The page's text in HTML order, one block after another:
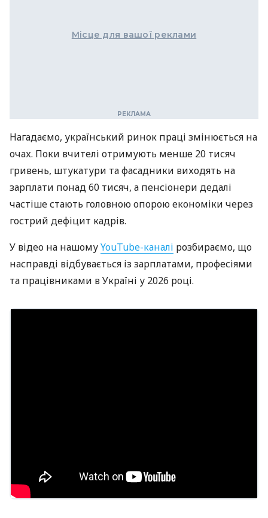
Місце для вашої реклами
Нагадаємо, український ринок праці змінюється на
очах. Поки вчителі отримують менше 20 тисяч
гривень, штукатури та фасадники виходять на
зарплати понад 60 тисяч, а пенсіонери дедалі
частіше стають головною опорою економіки через
гострий дефіцит кадрів.
У відео на нашомуYouTube-каналі розбираємо, що
насправді відбувається із зарплатами, професіями
та працівниками в Україні у 2026 році.